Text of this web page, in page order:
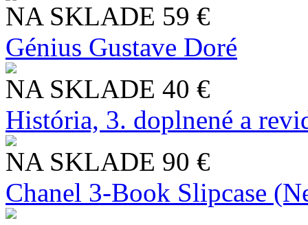
NA SKLADE 59 €
Génius Gustave Doré
NA SKLADE 40 €
História, 3. doplnené a
NA SKLADE 90 €
Chanel 3-Book Slipcase